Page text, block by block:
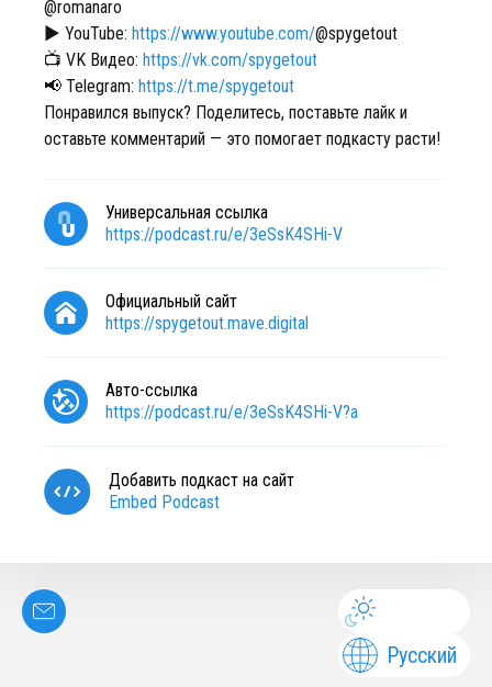
@romanaro
▶️ YouTube: https://www.youtube.com/@spygetout
📺 VK Видео: https://vk.com/spygetout
📢 Telegram: https://t.me/spygetout
Понравился выпуск? Поделитесь, поставьте лайк и
оставьте комментарий — это помогает подкасту расти!
Универсальная ссылка
https://podcast.ru/e/3eSsK4SHi-V
Официальный сайт
https://spygetout.mave.digital
Авто-ссылка
https://podcast.ru/e/3eSsK4SHi-V?a
Добавить подкаст на сайт
Embed Podcast
Русский